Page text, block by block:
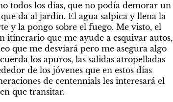
todos los días, que no podía demorar un
da al jardín. El agua salpica y llena la
y la pongo sobre el fuego. Me visto, el
itinerario que me ayude a esquivar autos,
que me desviará pero me asegura algo
los apuros, las salidas atropelladas
de los jóvenes que en estos días
de centennials les interesará el
que transitar.